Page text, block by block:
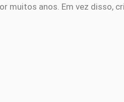
muitos anos. Em vez disso,